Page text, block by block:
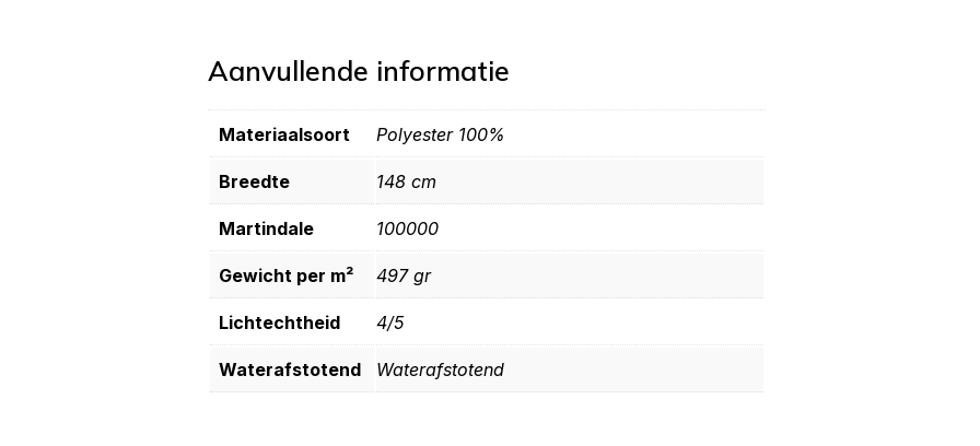
Aanvullende informatie
Materiaalsoort Polyester 100%
Breedte 148 cm
Martindale 100000
Gewicht per m² 497 gr
Lichtechtheid 4/5
Waterafstotend Waterafstotend